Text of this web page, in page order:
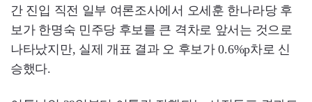
간 진입 직전 일부 여론조사에서 오세훈 한나라당 후
보가 한명숙 민주당 후보를 큰 격차로 앞서는 것으로
나타났지만, 실제 개표 결과 오 후보가 0.6%p차로 신
승했다.